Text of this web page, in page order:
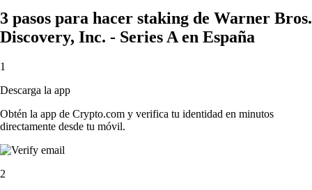
3 pasos para hacer staking de Warner Bros.
Discovery, Inc. - Series A en España
1
Descarga la app
Obtén la app de Crypto.com y verifica tu identidad en minutos
directamente desde tu móvil.
2